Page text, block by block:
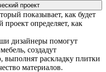
проект
показывает, как будет
проект определяет, как
дизайнеры помогут
создадут
выполнят раскладку плитки
материалов.